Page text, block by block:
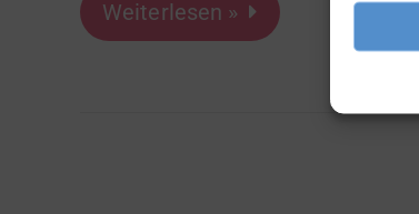
Weiterlesen »